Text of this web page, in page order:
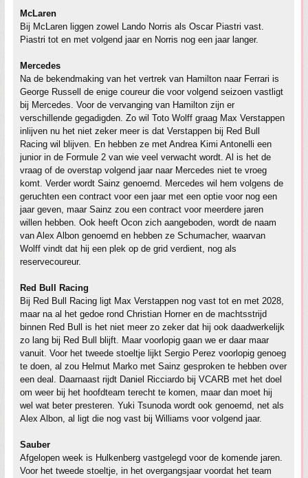
McLaren
Bij McLaren liggen zowel Lando Norris als Oscar Piastri vast.
Piastri tot en met volgend jaar en Norris nog een jaar langer.
Mercedes
Na de bekendmaking van het vertrek van Hamilton naar Ferrari is
George Russell de enige coureur die voor volgend seizoen vastligt
bij Mercedes. Voor de vervanging van Hamilton zijn er
verschillende gegadigden. Zo wil Toto Wolff graag Max Verstappen
inlijven nu het niet zeker meer is dat Verstappen bij Red Bull
Racing wil blijven. En hebben ze met Andrea Kimi Antonelli een
junior in de Formule 2 van wie veel verwacht wordt. Al is het de
vraag of de overstap volgend jaar naar Mercedes niet te vroeg
komt. Verder wordt Sainz genoemd. Mercedes wil hem volgens de
geruchten een contract voor een jaar met een optie voor nog een
jaar geven, maar Sainz zou een contract voor meerdere jaren
willen hebben. Ook heeft Ocon zich aangeboden, wordt de naam
van Alex Albon genoemd en hebben ze Schumacher, waarvan
Wolff vindt dat hij een plek op de grid verdient, nog als
reservecoureur.
Red Bull Racing
Bij Red Bull Racing ligt Max Verstappen nog vast tot en met 2028,
maar na al het gedoe rond Christian Horner en de machtsstrijd
binnen Red Bull is het niet meer zo zeker dat hij ook daadwerkelijk
zo lang bij Red Bull blijft. Maar voorlopig gaan we er daar maar
vanuit. Voor het tweede stoeltje lijkt Sergio Perez voorlopig genoeg
te doen, al zou Helmut Marko met Sainz gesproken te hebben over
een deal. Daarnaast rijdt Daniel Ricciardo bij VCARB met het doel
om weer bij het hoofdteam terecht te komen, maar dan moet hij
wel wat beter presteren. Yuki Tsunoda wordt ook genoemd, net als
Alex Albon, al ligt die nog vast bij Williams voor volgend jaar.
Sauber
Afgelopen week is Hulkenberg vastgelegd voor de komende jaren.
Voor het tweede stoeltje, in het overgangsjaar voordat het team